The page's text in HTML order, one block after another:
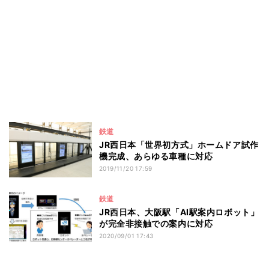
鉄道
JR西日本「世界初方式」ホームドア試作
機完成、あらゆる車種に対応
2019/11/20 17:59
鉄道
JR西日本、大阪駅「AI駅案内ロボット」
が完全非接触での案内に対応
2020/09/01 17:43